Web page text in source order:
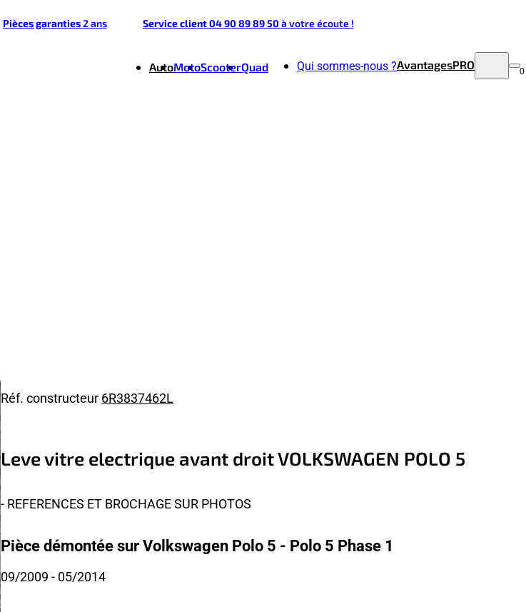
Pièces garanties2 ans Service client 04 90 89 89 50à votre écoute !
AutoMotoScooterQuad Qui sommes-nous ?AvantagesPRO 0
Réf. constructeur 6R3837462L
Leve vitre electrique avant droit VOLKSWAGEN POLO 5
- REFERENCES ET BROCHAGE SUR PHOTOS
Pièce démontée sur Volkswagen Polo 5 - Polo 5 Phase 1
09/2009 - 05/2014